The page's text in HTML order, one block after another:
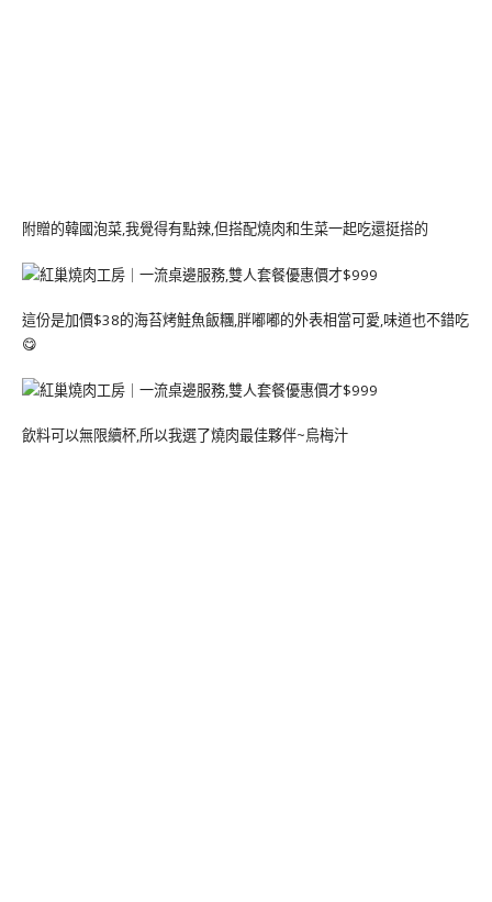
附贈的韓國泡菜,我覺得有點辣,但搭配燒肉和生菜一起吃還挺搭的
這份是加價$38的海苔烤鮭魚飯糰,胖嘟嘟的外表相當可愛,味道也不錯吃
😋
飲料可以無限續杯,所以我選了燒肉最佳夥伴~烏梅汁